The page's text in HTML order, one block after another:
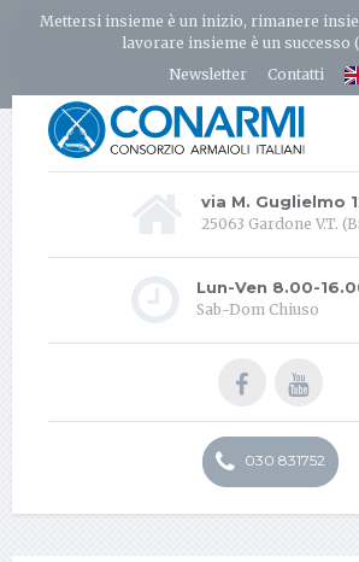
Mettersi insieme è un inizio, rimanere
lavorare insieme è un successo
Newsletter
Contatti
via M. Guglielmo
25063 Gardone V.T.
Lun-Ven 8.00-
Sab-Dom Chiuso
030 831752